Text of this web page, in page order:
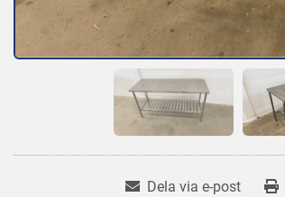
Dela via e-post